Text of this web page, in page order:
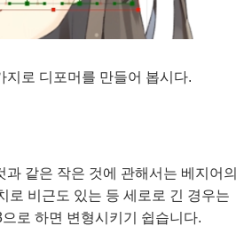
지로 디포머를 만들어 봅시다.
과 같은 작은 것에 관해서는 베지어의
로 비근도 있는 등 세로로 긴 경우는
로 하면 변형시키기 쉽습니다.